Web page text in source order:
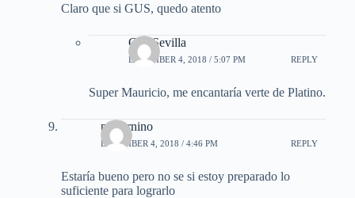
Claro que si GUS, quedo atento
Gus Sevilla
DECEMBER 4, 2018 / 5:07 PM REPLY
Super Mauricio, me encantaría verte de Platino.
psaturnino
DECEMBER 4, 2018 / 4:46 PM REPLY
Estaría bueno pero no se si estoy preparado lo
suficiente para lograrlo